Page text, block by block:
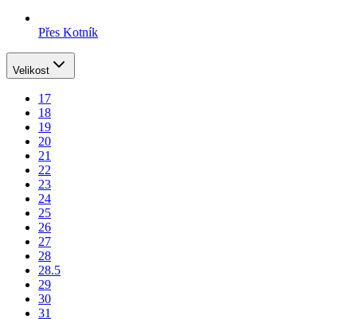
Přes Kotník
Velikost
17
18
19
20
21
22
23
24
25
26
27
28
28.5
29
30
31